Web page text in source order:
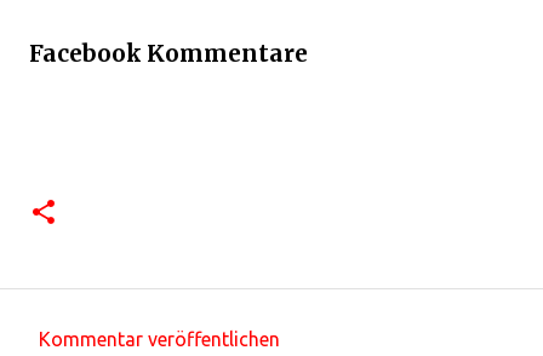
Facebook Kommentare
Kommentar veröffentlichen